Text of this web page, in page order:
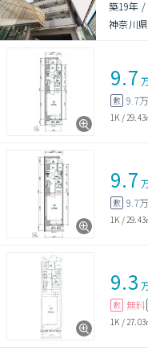
築19年 /
神奈川
9.7
敷 9.7
1K / 29.43
9.7
敷 9.7
1K / 29.43
9.3
敷 無料
1K / 27.03